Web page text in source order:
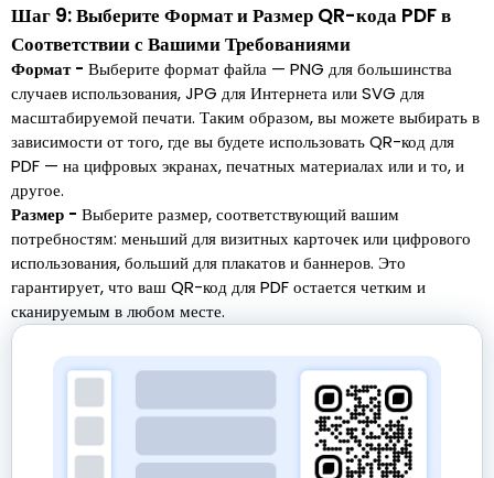
Шаг 9: Выберите Формат и Размер QR-кода PDF в
Соответствии с Вашими Требованиями
Формат - Выберите формат файла — PNG для большинства
случаев использования, JPG для Интернета или SVG для
масштабируемой печати. Таким образом, вы можете выбирать в
зависимости от того, где вы будете использовать QR-код для
PDF — на цифровых экранах, печатных материалах или и то, и
другое.
Размер - Выберите размер, соответствующий вашим
потребностям: меньший для визитных карточек или цифрового
использования, больший для плакатов и баннеров. Это
гарантирует, что ваш QR-код для PDF остается четким и
сканируемым в любом месте.